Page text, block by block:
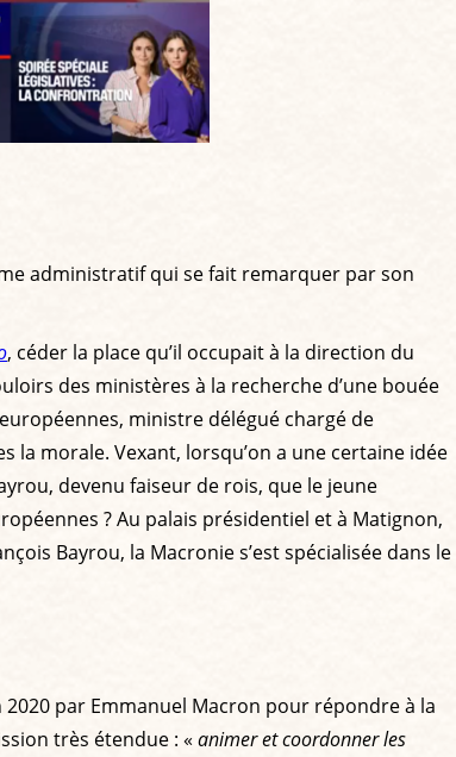
administratif qui se fait remarquer par son
, céder la place qu’il occupait à la direction du
des ministères à la recherche d’une bouée
ministre délégué chargé de
la morale. Vexant, lorsqu’on a une certaine idée
devenu faiseur de rois, que le jeune
? Au palais présidentiel et à Matignon,
Bayrou, la Macronie s’est spécialisée dans le
par Emmanuel Macron pour répondre à la
très étendue : « animer et coordonner les